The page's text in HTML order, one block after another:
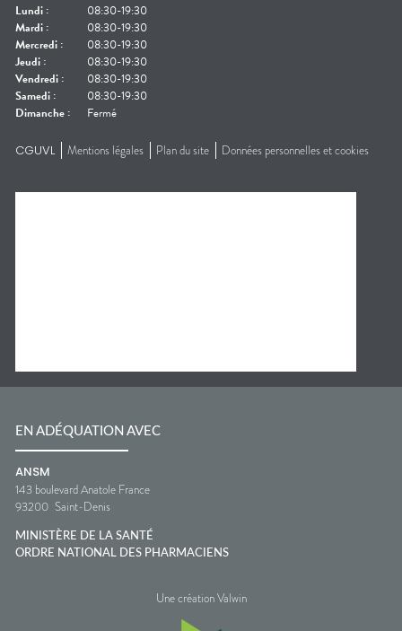
Lundi :
08:30-19:30
Mardi :
08:30-19:30
Mercredi :
08:30-19:30
Jeudi :
08:30-19:30
Vendredi :
08:30-19:30
Samedi :
08:30-19:30
Dimanche : Fermé
CGUVL Mentions légales Plan du site Données personnelles et cookies
EN ADÉQUATION AVEC
ANSM
143 boulevard Anatole France
93200 Saint-Denis
MINISTÈRE DE LA SANTÉ
ORDRE NATIONAL DES PHARMACIENS
Une création Valwin